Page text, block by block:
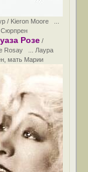
/ Kieron Moore ...
Сюрпрен
Розе /
Rosay ... Лаура
мать Марии